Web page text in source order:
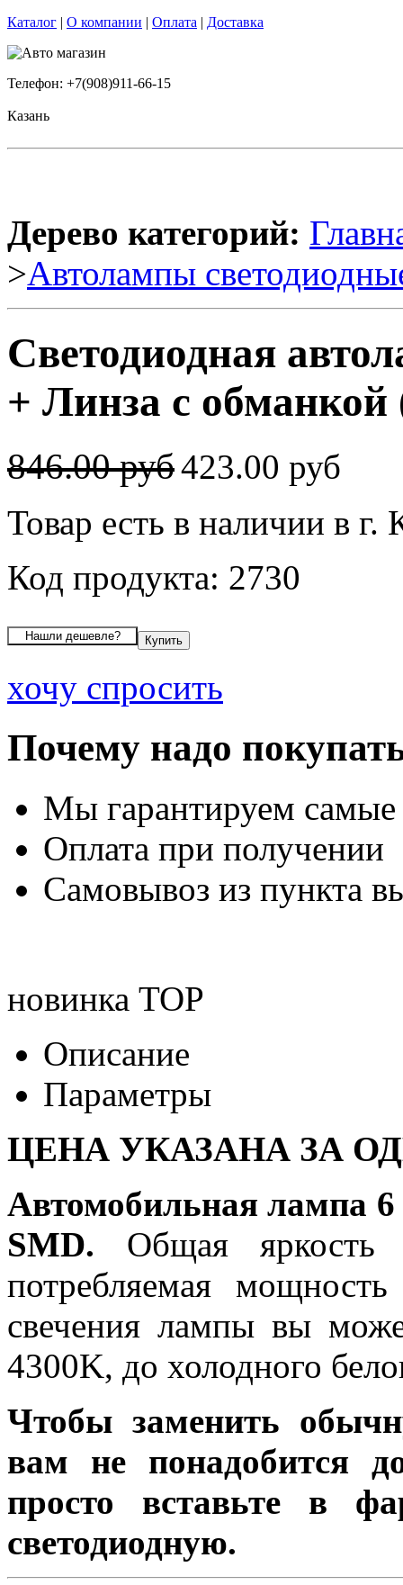
Каталог | О компании | Оплата | Доставка
Телефон: +7(908)911-66-15
Казань
Дерево категорий:
>Автолампы
Светодиодная
+ Линза с
846.00 руб423.00 руб
Товар есть в наличии в г.
Код продукта: 2730
хочу спросить
Почему надо
Мы гарантируем
Оплата при получении
Самовывоз из пункта
новинка TOP
Описание
Параметры
ЦЕНА УКАЗАНА ЗА
Автомобильная лампа
SMD. Общая яркость
потребляемая
свечения лампы вы
4300K, до холодного
Чтобы заменить
вам не понадобится
просто вставьте в
светодиодную.